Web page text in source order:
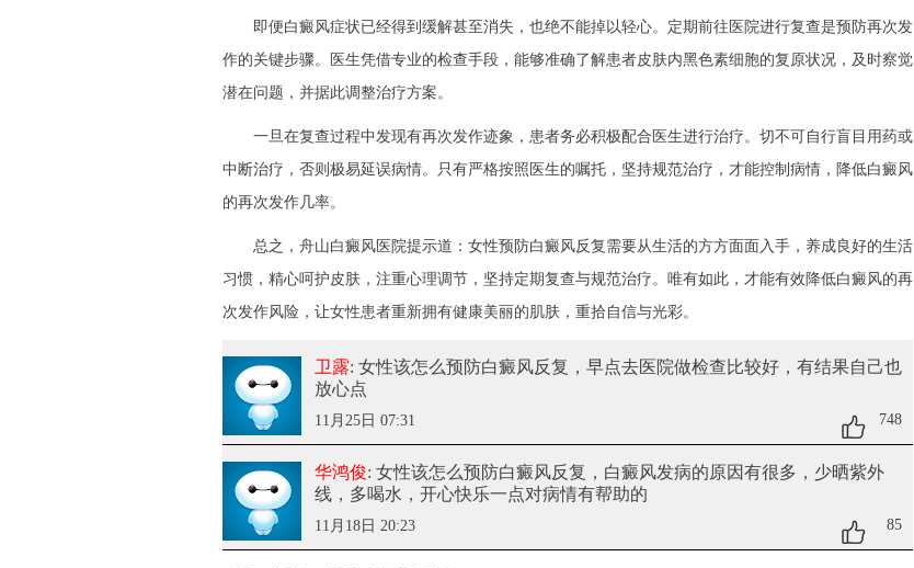
即便白癜风症状已经得到缓解甚至消失，也绝不能掉以轻心。定期前往医院进行复查是预防再次发
作的关键步骤。医生凭借专业的检查手段，能够准确了解患者皮肤内黑色素细胞的复原状况，及时察觉
潜在问题，并据此调整治疗方案。
一旦在复查过程中发现有再次发作迹象，患者务必积极配合医生进行治疗。切不可自行盲目用药或
中断治疗，否则极易延误病情。只有严格按照医生的嘱托，坚持规范治疗，才能控制病情，降低白癜风
的再次发作几率。
总之， 舟山白癜风医院提示道：女性预防白癜风反复需要从生活的方方面面入手，养成良好的生活
习惯，精心呵护皮肤，注重心理调节，坚持定期复查与规范治疗。唯有如此，才能有效降低白癜风的再
次发作风险，让女性患者重新拥有健康美丽的肌肤，重拾自信与光彩。
卫露: 女性该怎么预防白癜风反复 ，早点去医院做检查比较好，有结果自己也
放心点
11月25日 07:31 748
华鸿俊: 女性该怎么预防白癜风反复 ，白癜风发病的原因有很多，少晒紫外
线，多喝水，开心快乐一点对病情有帮助的
11月18日 20:23 85